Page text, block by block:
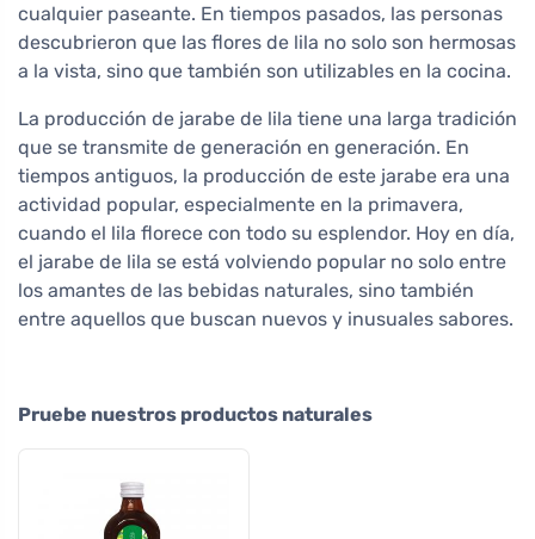
cualquier paseante. En tiempos pasados, las personas
descubrieron que las flores de lila no solo son hermosas
a la vista, sino que también son utilizables en la cocina.
La producción de jarabe de lila tiene una larga tradición
que se transmite de generación en generación. En
tiempos antiguos, la producción de este jarabe era una
actividad popular, especialmente en la primavera,
cuando el lila florece con todo su esplendor. Hoy en día,
el jarabe de lila se está volviendo popular no solo entre
los amantes de las bebidas naturales, sino también
entre aquellos que buscan nuevos y inusuales sabores.
Pruebe nuestros productos naturales